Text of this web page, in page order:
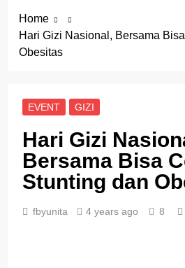
Home
Hari Gizi Nasional, Bersama
Obesitas
EVENT GIZI
Hari Gizi
Bersama Bisa
Stunting dan
fbyunita 4 years ago 8